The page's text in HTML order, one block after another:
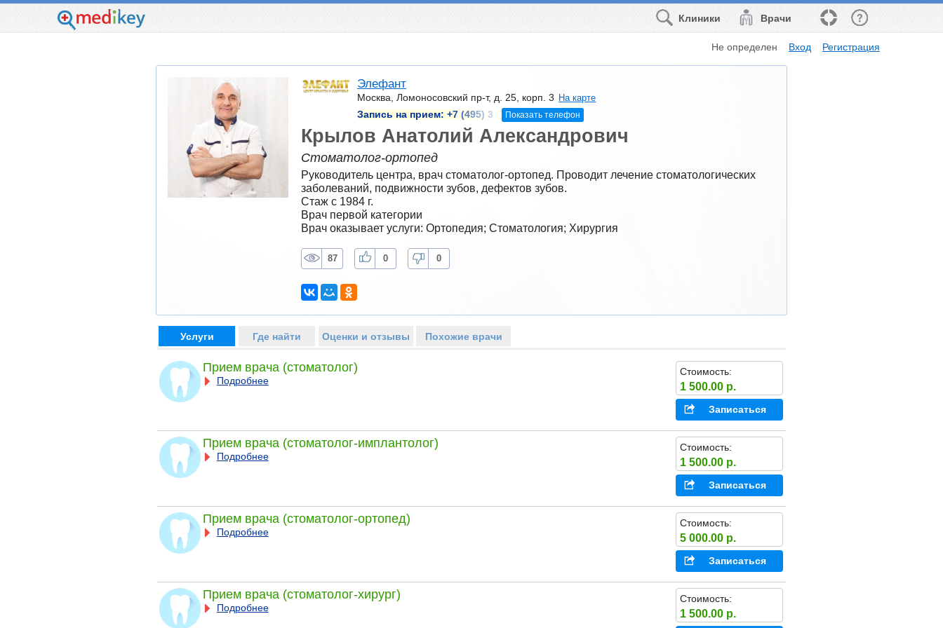
Врачи
Клиники
Не определен Вход Регистрация
Элефант
Москва, Ломоносовский пр-т, д. 25, корп. 3 На карте
Запись на прием: +7 (495) 3 Показать телефон
Крылов Анатолий Александрович
Стоматолог-ортопед
Руководитель центра, врач стоматолог-ортопед. Проводит лечение стоматологических
заболеваний, подвижности зубов, дефектов зубов.
Стаж с 1984 г.
Врач первой категории
Врач оказывает услуги: Ортопедия; Стоматология; Хирургия
87 0 0
Услуги Где найти Оценки и отзывы Похожие врачи
Прием врача (стоматолог)
Подробнее
Стоимость:
1 500.00 р.
Записаться
Прием врача (стоматолог-имплантолог)
Подробнее
Стоимость:
1 500.00 р.
Записаться
Прием врача (стоматолог-ортопед)
Подробнее
Стоимость:
5 000.00 р.
Записаться
Прием врача (стоматолог-хирург)
Подробнее
Стоимость:
1 500.00 р.